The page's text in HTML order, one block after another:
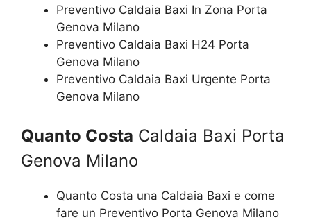
Preventivo Caldaia Baxi In Zona Porta
Genova Milano
Preventivo Caldaia Baxi H24 Porta
Genova Milano
Preventivo Caldaia Baxi Urgente Porta
Genova Milano
Quanto Costa Caldaia Baxi Porta
Genova Milano
Quanto Costa una Caldaia Baxi e come
fare un Preventivo Porta Genova Milano